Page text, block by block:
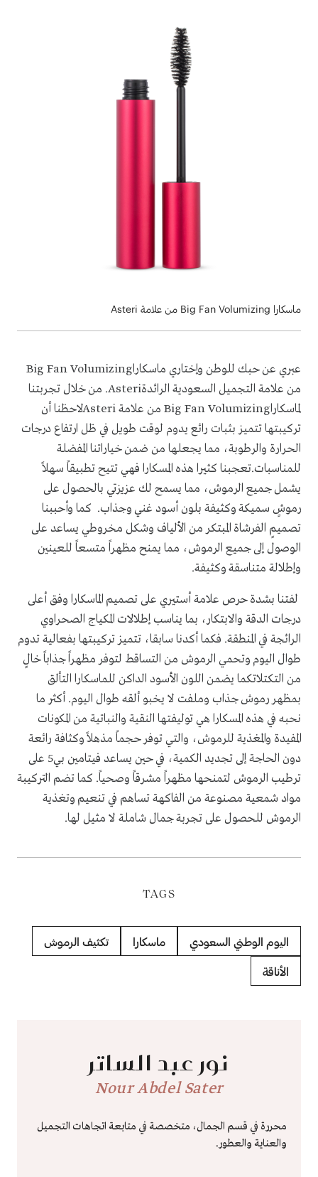
ماسكارا Big Fan Volumizing من علامة Asteri
عبري عن حبك للوطن وإختاري ماسكاراBig Fan Volumizing
من علامة التجميل السعودية الرائدةAsteri. من خلال تجربتنا
لماسكاراBig Fan Volumizing من علامة Asteriلاحظنا أن
تركيبتها تتميز بثبات رائع يدوم لوقت طويل في ظل ارتفاع درجات
الحرارة والرطوبة، مما يجعلها من ضمن خياراتنا المفضلة
للمناسبات.تعجبنا كثيرا هذه المسكارا فهي تتيح تطبيقاً سهلاً
يشمل جميع الرموش، مما يسمح لك عزيزتي بالحصول على
رموشٍ سميكة وكثيفة بلون أسود غني وجذاب. كما وأحببنا
تصميمٍ الفرشاة المبتكر من الألياف وشكل مخروطي يساعد على
الوصول إلى جميع الرموش، مما يمنح مظهراً متسعاً للعينين
وإطلالة متناسقة وكثيفة.
لفتنا بشدة حرص علامة أستيري على تصميم الماسكارا وفق أعلى
درجات الدقة والابتكار، بما يناسب إطلالات المكياج الصحراوي
الرائجة في المنطقة. فكما أكدنا سابقا، تتميز تركيبتها بفعالية تدوم
طوال اليوم وتحمي الرموش من التساقط لتوفر مظهراً جذاباً خالٍ
من التكتلاتكما يضمن اللون الأسود الداكن للماسكارا التألق
بمظهر رموش جذاب وملفت لا يخبو ألقه طوال اليوم. أكثر ما
نحبه في هذه المسكارا هي توليفتها النقية والنباتية من المكونات
المفيدة والمغذية للرموش، والتي توفر حجماً مذهلاً وكثافة رائعة
دون الحاجة إلى تجديد الكمية، في حين يساعد فيتامين بي5 على
ترطيب الرموش لتمنحها مظهراً مشرقاً وصحياً. كما تضم التركيبة
مواد شمعية مصنوعة من الفاكهة تساهم في تنعيم وتغذية
الرموش للحصول على تجربة جمال شاملة لا مثيل لها.
TAGS
اليوم الوطني السعودي ماسكارا تكثيف الرموش
الأناقة
نور عبد الساتر
Nour Abdel Sater
محررة في قسم الجمال، متخصصة في متابعة اتجاهات التجميل
والعناية والعطور.